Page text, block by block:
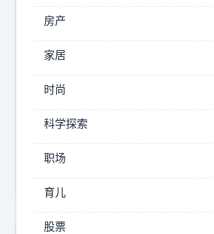
的
2026-
08-
06
14:02
眼
镜
测
评
房产
家居
时尚
科学探索
职场
育儿
股票